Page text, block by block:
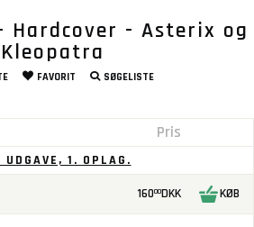
Hardcover - Asterix og
Kleopatra
FAVORIT SØGELISTE
Pris
UDGAVE, 1. OPLAG.
16000DKK KØB